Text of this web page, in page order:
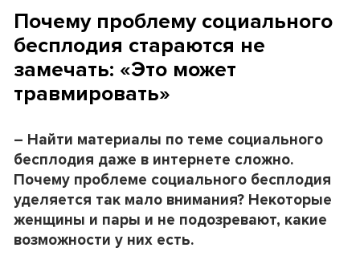
Почему проблему социального
бесплодия стараются не
замечать: «Это может
травмировать»
– Найти материалы по теме социального
бесплодия даже в интернете сложно.
Почему проблеме социального бесплодия
уделяется так мало внимания? Некоторые
женщины и пары и не подозревают, какие
возможности у них есть.